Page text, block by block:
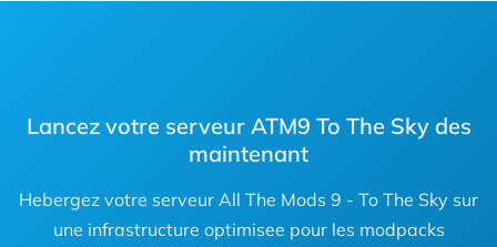
Lancez votre serveur ATM9 To The Sky des
maintenant
Hebergez votre serveur All The Mods 9 - To The Sky sur
une infrastructure optimisee pour les modpacks